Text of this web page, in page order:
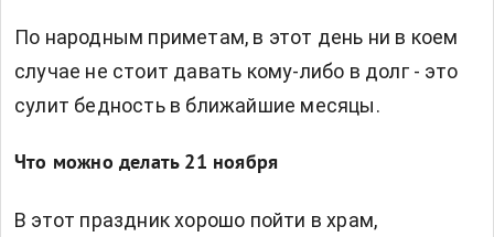
По народным приметам, в этот день ни в коем
случае не стоит давать кому-либо в долг - это
сулит бедность в ближайшие месяцы.
Что можно делать 21 ноября
В этот праздник хорошо пойти в храм,